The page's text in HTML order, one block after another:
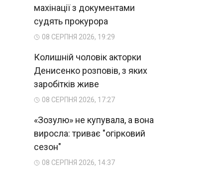
махінації з документами
судять прокурора
08 СЕРПНЯ 2026, 19:29
Колишній чоловік акторки
Денисенко розповів, з яких
заробітків живе
08 СЕРПНЯ 2026, 17:27
«Зозулю» не купувала, а вона
виросла: триває "огірковий
сезон"
08 СЕРПНЯ 2026, 14:37